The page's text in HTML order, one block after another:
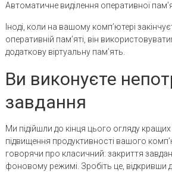
Автоматичне виділення оперативної
Іноді, коли на вашому комп’ютері
оперативній пам’яті, він
додаткову віртуальну пам’ять.
Ви виконуєте
завдання
Ми підійшли до кінця цього огляду
підвищення продуктивності вашого
говорячи про класичний: закриття
фоновому режимі. Зробіть це, відкривши